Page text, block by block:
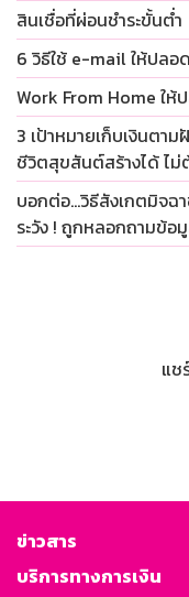
สินเชื่อที่ผ่อนชำระขั้นต่ำ
6 วิธีใช้ e-mail ให้ปล
Work From Home ให้
3 เป้าหมายเก็บเงินตา
ชีวิตสุขสันต์สร้างได้ ไม่
บอกต่อ…วิธีสังเกตมิจฉ
ระวัง ! ถูกหลอกถามข้อ
แช
ข่าวสาร
บริการทางการเงิน